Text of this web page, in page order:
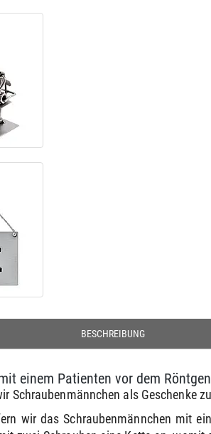
BESCHREIBUNG
einem Patienten vor dem
Schraubenmännchen als Geschenke
wir das Schraubenmännchen mit